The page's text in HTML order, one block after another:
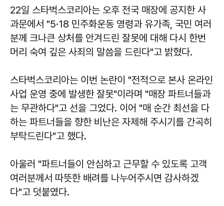
22일 스타벅스코리아는 오후 전국 매장에 공지한 사
과문에서 "5·18 민주화운동 영령과 유가족, 국민 여러
분께 크나큰 상처를 안겨드린 잘못에 대해 다시 한번
머리 숙여 깊은 사죄의 말씀을 드린다"고 밝혔다.
스타벅스코리아는 이번 논란이 "전적으로 본사 온라인
사업 운영 중에 발생한 잘못"이라며 "매장 파트너들과
는 무관하다"고 선을 그었다. 이어 "매 순간 최선을 다
하는 파트너들을 향한 비난은 자제해 주시기를 간곡히
부탁드린다"고 했다.
아울러 "파트너들이 안심하고 근무할 수 있도록 고객
여러분께서 따뜻한 배려를 나누어주시면 감사하겠
다"고 덧붙였다.